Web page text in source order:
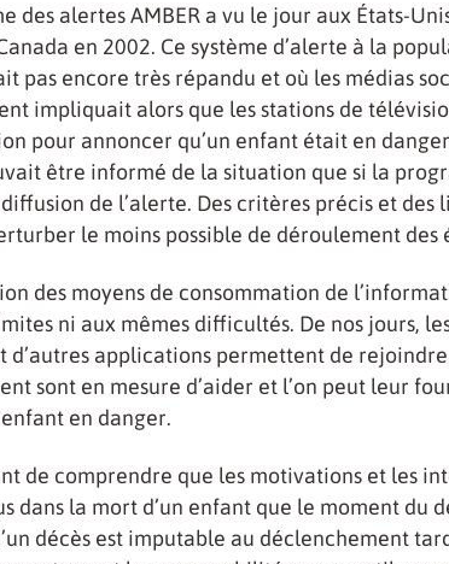
des alertes AMBER a vu le jour aux États-
en 2002. Ce système d’alerte à la
pas encore très répandu et où les médias
impliquait alors que les stations de
pour annoncer qu’un enfant était en
être informé de la situation que si la
de l’alerte. Des critères précis et des
le moins possible de déroulement des
des moyens de consommation de
ni aux mêmes difficultés. De nos jours,
d’autres applications permettent de rejoindre
sont en mesure d’aider et l’on peut leur
enfant en danger.
de comprendre que les motivations et les
dans la mort d’un enfant que le moment du
décès est imputable au déclenchement